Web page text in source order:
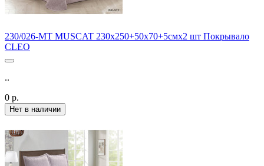
230/026-MT MUSCAT 230х250+50х70+5смх2 шт Покрывало
CLEO
..
0 р.
Нет в наличии